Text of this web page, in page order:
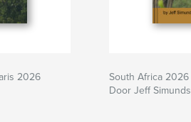
2026
South Africa 2026
Door Jeff Simunds